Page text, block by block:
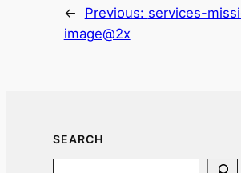
← Previous: services-
image@2x
SEARCH